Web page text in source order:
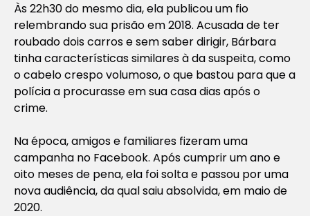
Às 22h30 do mesmo dia, ela publicou um fio
relembrando sua prisão em 2018. Acusada de ter
roubado dois carros e sem saber dirigir, Bárbara
tinha características similares à da suspeita, como
o cabelo crespo volumoso, o que bastou para que a
polícia a procurasse em sua casa dias após o
crime.
Na época, amigos e familiares fizeram uma
campanha no Facebook. Após cumprir um ano e
oito meses de pena, ela foi solta e passou por uma
nova audiência, da qual saiu absolvida, em maio de
2020.